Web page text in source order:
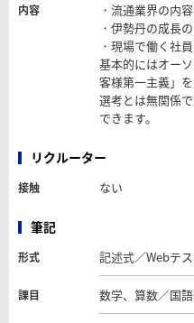
内容
・流通業界の内容
・伊勢丹の成長
・現場で働く社
基本的にはオー
客様第一主義」
選考とは無関係
できます。
リクルーター
接触 ない
筆記
形式 記述式／Webテ
課目 数学、算数／国